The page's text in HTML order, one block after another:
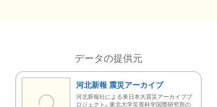
データの提供元
河北新報 震災アーカイブ
河北新報社による東日本大震災アーカイブプ
ロジェクト。東北大学災害科学国際研究所の